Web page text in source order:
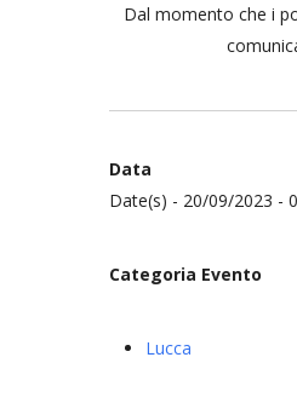
Dal momento che i
Data
Date(s) - 20/09/2023 -
Categoria Evento
Lucca